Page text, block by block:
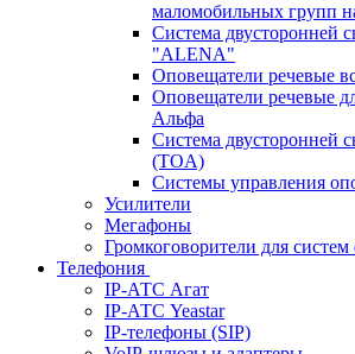
маломобильных групп
Система двусторонней
"ALENA"
Оповещатели речевые
Оповещатели речевые
Альфа
Система двусторонней
(TOA)
Системы управления
Усилители
Мегафоны
Громкоговорители для
Телефония
IP-АТС Агат
IP-АТС Yeastar
IP-телефоны (SIP)